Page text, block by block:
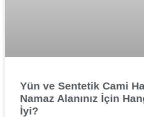
Yün ve Sentetik Cami
Namaz Alanınız İçin
İyi?